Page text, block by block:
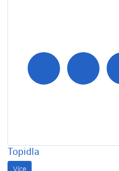
Topidla
Topidla
Více